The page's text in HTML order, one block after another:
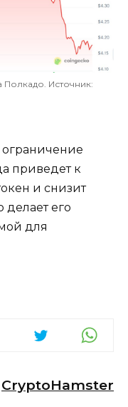
Полкадо. Источник:
ограничение
приведет к
и снизит
его
для
CryptoHamster